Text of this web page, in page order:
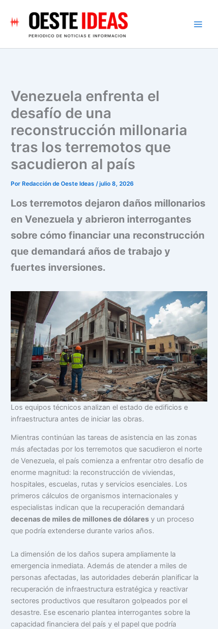
contenido
Venezuela enfrenta el
desafío de una
reconstrucción millonaria
tras los terremotos que
sacudieron al país
Por Redacción de Oeste Ideas/julio 8, 2026
Los terremotos dejaron daños millonarios
en Venezuela y abrieron interrogantes
sobre cómo financiar una reconstrucción
que demandará años de trabajo y
fuertes inversiones.
Los equipos técnicos analizan el estado de edificios e
infraestructura antes de iniciar las obras.
Mientras continúan las tareas de asistencia en las zonas
más afectadas por los terremotos que sacudieron el norte
de Venezuela, el país comienza a enfrentar otro desafío de
enorme magnitud: la reconstrucción de viviendas,
hospitales, escuelas, rutas y servicios esenciales. Los
primeros cálculos de organismos internacionales y
especialistas indican que la recuperación demandará
decenas de miles de millones de dólares y un proceso
que podría extenderse durante varios años.
La dimensión de los daños supera ampliamente la
emergencia inmediata. Además de atender a miles de
personas afectadas, las autoridades deberán planificar la
recuperación de infraestructura estratégica y reactivar
sectores productivos que resultaron golpeados por el
desastre. Ese escenario plantea interrogantes sobre la
capacidad financiera del país y el papel que podría